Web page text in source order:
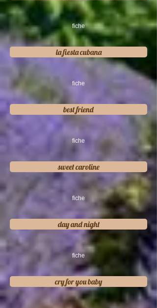
fiche
la fiesta cubana
fiche
best friend
fiche
sweet caroline
fiche
day and night
fiche
cry for you baby